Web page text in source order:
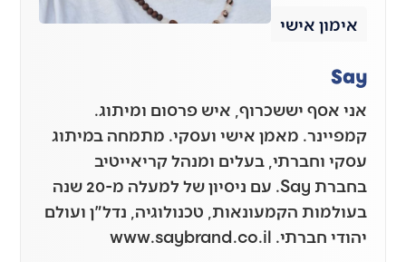
אימון אישי
Say
אני אסף יששכרוף, איש פרסום ומיתוג.
קמפיינר. מאמן אישי ועסקי. מתמחה במיתוג
עסקי וחברתי, בעלים ומנהל קריאייטיב
בחברת Say. עם ניסיון של למעלה מ-20 שנה
בעולמות הקמעונאות, טכנולוגיה, נדל"ן ועולם
יהודי חברתי. www.saybrand.co.il